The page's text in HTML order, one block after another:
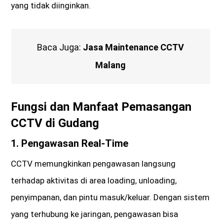
yang tidak diinginkan.
Baca Juga: Jasa Maintenance CCTV
Malang
Fungsi dan Manfaat Pemasangan
CCTV di Gudang
1. Pengawasan Real-Time
CCTV memungkinkan pengawasan langsung
terhadap aktivitas di area loading, unloading,
penyimpanan, dan pintu masuk/keluar. Dengan sistem
yang terhubung ke jaringan, pengawasan bisa